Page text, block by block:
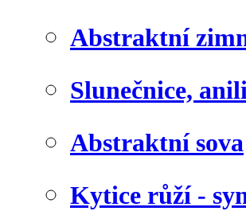
Abstraktní
Slunečnice,
Abstraktní sova
Kytice růží -